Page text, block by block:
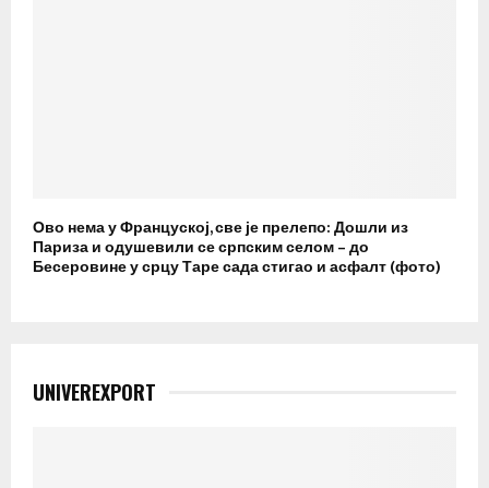
Ово нема у Француској, све је прелепо: Дошли из
Париза и одушевили се српским селом – до
Бесеровине у срцу Таре сада стигао и асфалт (фото)
UNIVEREXPORT